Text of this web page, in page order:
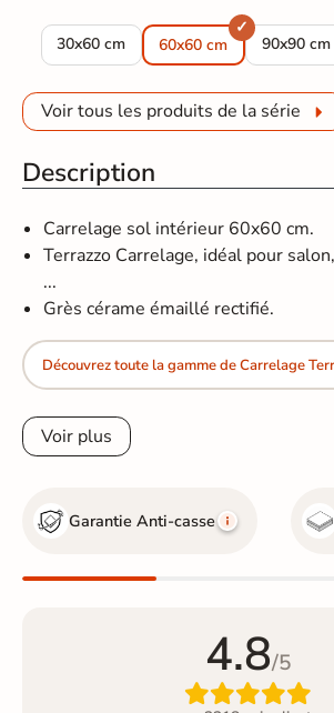
30x60 cm
Carrelage effet Terrazzo Castello
60x60 cm 90x90 cm
Voir tous les produits de la série
Description
Carrelage sol intérieur 60x60 cm.
Terrazzo Carrelage, idéal pour
...
Grès cérame émaillé rectifié.
Découvrez toute la gamme de Carrelage
Voir plus
Garantie Anti-casse
4.8/5
